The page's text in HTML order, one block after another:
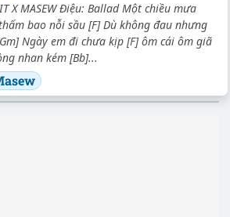
X MASEW Điệu: Ballad Một chiều mưa
bao nỗi sầu [F] Dù không đau nhưng
Ngày em đi chưa kịp [F] ôm cái ôm giã
nhan kém [Bb]...